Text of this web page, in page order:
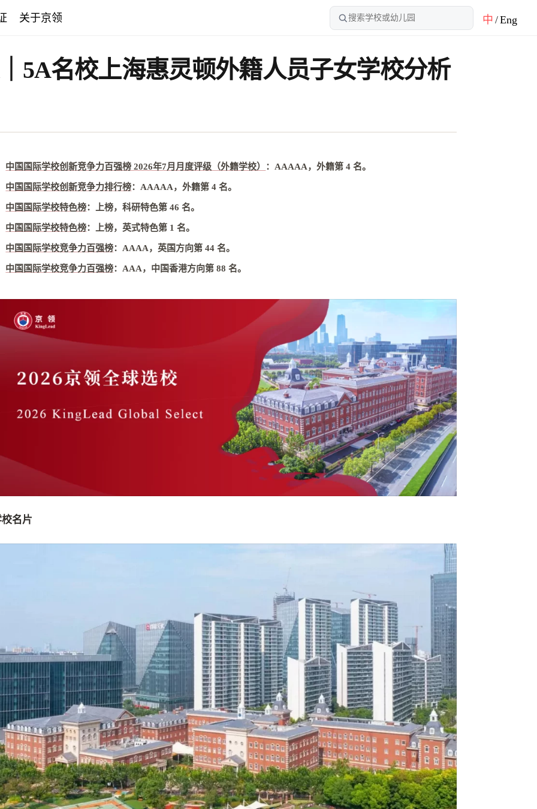
中 /Eng
关于京领
5A名校上海惠灵顿外籍人员子女学校分析
中国国际学校创新竞争力百强榜 2026年7月月度评级（外籍学校） ： AAAAA，外籍第 4 名。
中国国际学校创新竞争力排行榜： AAAAA，外籍第 4 名。
中国国际学校特色榜： 上榜，科研特色第 46 名。
中国国际学校特色榜： 上榜，英式特色第 1 名。
中国国际学校竞争力百强榜： AAAA，英国方向第 44 名。
中国国际学校竞争力百强榜： AAA，中国香港方向第 88 名。
名片